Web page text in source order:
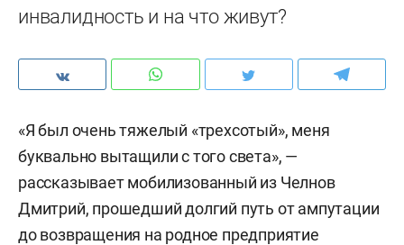
инвалидность и на что живут?
«Я был очень тяжелый «трехсотый», меня
буквально вытащили с того света», —
рассказывает мобилизованный из Челнов
Дмитрий, прошедший долгий путь от ампутации
до возвращения на родное предприятие